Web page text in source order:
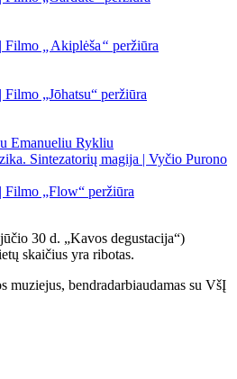
Filmo Akiplėša“ peržiūra
„Jōhatsu“ peržiūra
Emanueliu Rykliu
Sintezatorių magija | Vyčio Purono
Filmo „Flow“ peržiūra
30 d. „Kavos degustacija“)
skaičius yra ribotas.
muziejus, bendradarbiaudamas su VšĮ